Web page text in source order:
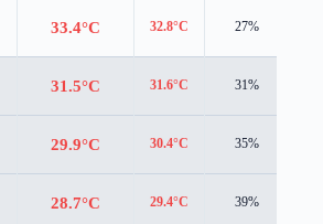
33.4°C 32.8°C 27%
31.5°C 31.6°C 31%
29.9°C 30.4°C 35%
28.7°C 29.4°C 39%